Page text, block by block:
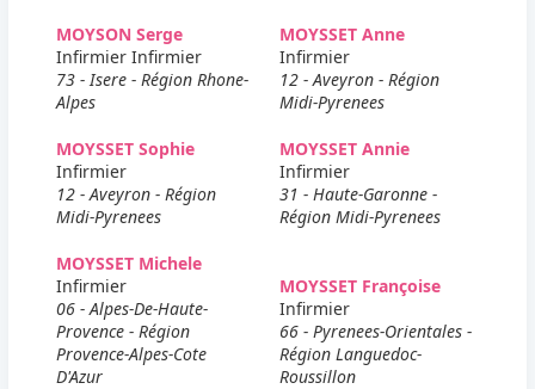
MOYSON Serge
Infirmier Infirmier
73 - Isere - Région Rhone-
Alpes
MOYSSET Anne
Infirmier
12 - Aveyron - Région
Midi-Pyrenees
MOYSSET Sophie
Infirmier
12 - Aveyron - Région
Midi-Pyrenees
MOYSSET Annie
Infirmier
31 - Haute-Garonne -
Région Midi-Pyrenees
MOYSSET Michele
Infirmier
06 - Alpes-De-Haute-
Provence - Région
Provence-Alpes-Cote
D'Azur
MOYSSET Françoise
Infirmier
66 - Pyrenees-Orientales -
Région Languedoc-
Roussillon